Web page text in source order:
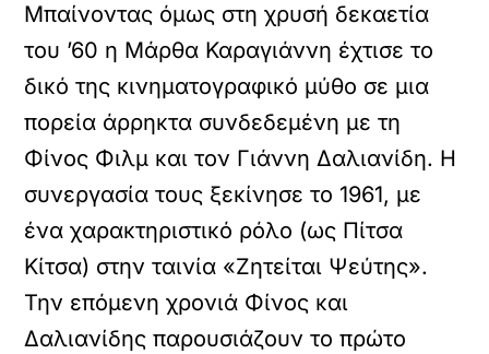
Μπαίνοντας όμως στη χρυσή δεκαετία
του ’60 η Μάρθα Καραγιάννη έχτισε το
δικό της κινηματογραφικό μύθο σε μια
πορεία άρρηκτα συνδεδεμένη με τη
Φίνος Φιλμ και τον Γιάννη Δαλιανίδη. Η
συνεργασία τους ξεκίνησε το 1961, με
ένα χαρακτηριστικό ρόλο (ως Πίτσα
Κίτσα) στην ταινία «Ζητείται Ψεύτης».
Την επόμενη χρονιά Φίνος και
Δαλιανίδης παρουσιάζουν το πρώτο